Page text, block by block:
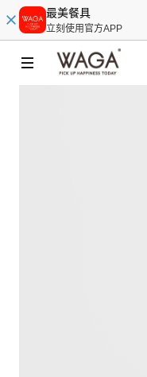
最美餐具
立刻使用官方APP